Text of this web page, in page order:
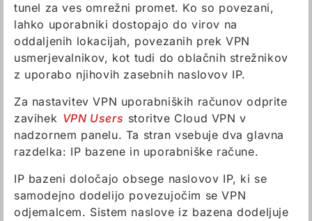
tunel za ves omrežni promet. Ko so povezani,
lahko uporabniki dostopajo do virov na
oddaljenih lokacijah, povezanih prek VPN
usmerjevalnikov, kot tudi do oblačnih strežnikov
z uporabo njihovih zasebnih naslovov IP.
Za nastavitev VPN uporabniških računov odprite
zavihek VPN Users storitve Cloud VPN v
nadzornem panelu. Ta stran vsebuje dva glavna
razdelka: IP bazene in uporabniške račune.
IP bazeni določajo obsege naslovov IP, ki se
samodejno dodelijo povezujočim se VPN
odjemalcem. Sistem naslove iz bazena dodeljuje